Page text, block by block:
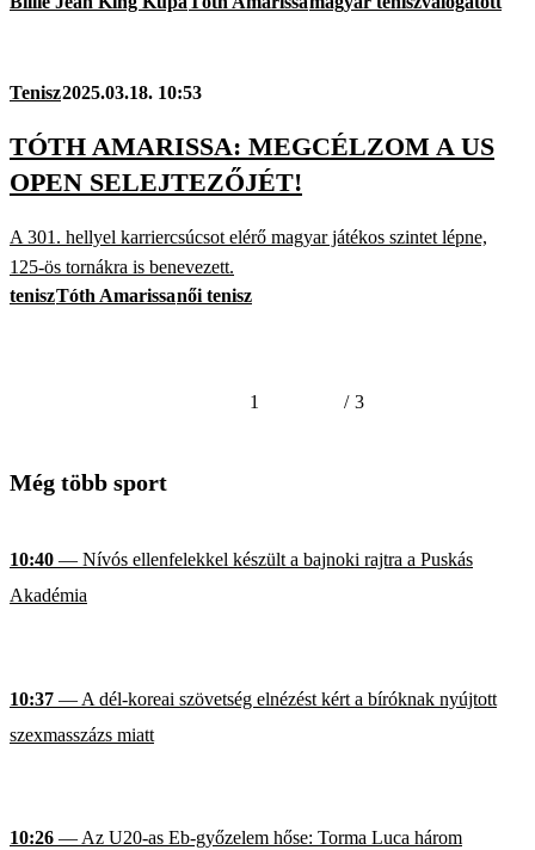
Tenisz2025.03.18. 10:53
TÓTH AMARISSA: MEGCÉLZOM A US
OPEN SELEJTEZŐJÉT!
A 301. hellyel karriercsúcsot el­érő magyar játékos szintet lépne,
125-ös tornákra is benevezett.
teniszTóth Amarissanői tenisz
1 / 3
Még több sport
10:40 — Nívós ellenfelekkel készült a bajnoki rajtra a Puskás
Akadémia
10:37 — A dél-koreai szövetség elnézést kért a bíróknak nyújtott
szexmasszázs miatt
10:26 — Az U20-as Eb-győzelem hőse: Torma Luca három